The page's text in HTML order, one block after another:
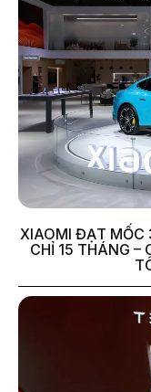
XIAOMI ĐẠT
CHỈ 15 THÁNG –